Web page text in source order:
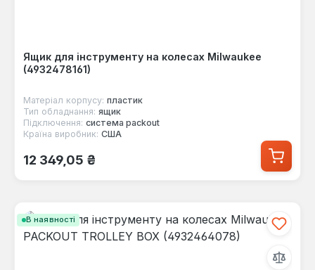
Ящик для інструменту на колесах Milwaukee
(4932478161)
Матеріал корпусу: пластик
Тип обладнання: ящик
Підключення: система packout
Країна виробник: США
Звичайна ціна:
12 349,05 ₴
В наявності